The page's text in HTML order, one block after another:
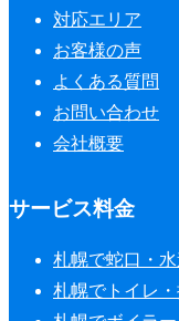
対応エリア
お客様の声
よくある質問
お問い合わせ
会社概要
サービス料金
札幌で蛇口・
札幌でトイレ